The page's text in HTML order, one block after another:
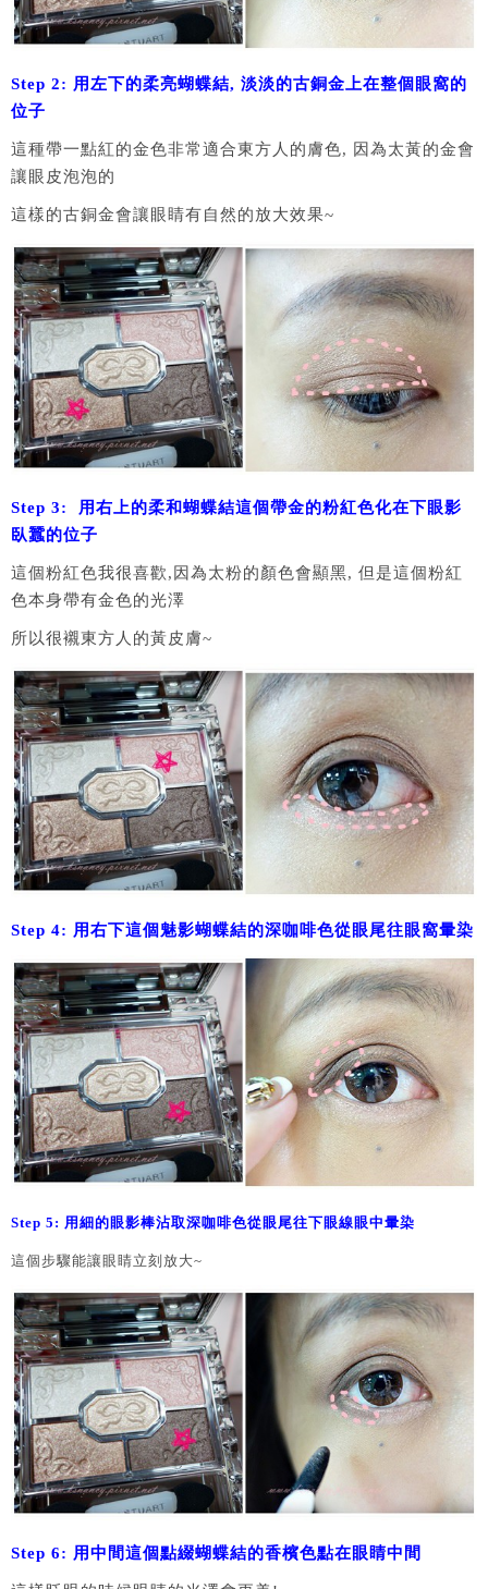
Step 2: 用左下的柔亮蝴蝶結, 淡淡的古銅金上在整個眼窩的
位子
這種帶一點紅的金色非常適合東方人的膚色, 因為太黃的金會
讓眼皮泡泡的
這樣的古銅金會讓眼睛有自然的放大效果~
Step 3: 用右上的柔和蝴蝶結這個帶金的粉紅色化在下眼影
臥蠶的位子
這個粉紅色我很喜歡,因為太粉的顏色會顯黑, 但是這個粉紅
色本身帶有金色的光澤
所以很襯東方人的黃皮膚~
Step 4: 用右下這個魅影蝴蝶結的深咖啡色從眼尾往眼窩暈染
Step 5: 用細的眼影棒沾取深咖啡色從眼尾往下眼線眼中暈染
這個步驟能讓眼睛立刻放大~
Step 6: 用中間這個點綴蝴蝶結的香檳色點在眼睛中間